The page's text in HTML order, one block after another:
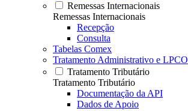
Remessas Internacionais
Remessas Internacionais
Recepção
Consulta
Tabelas Comex
Tratamento Administrativo e LPCO
Tratamento Tributário
Tratamento Tributário
Documentação da API
Dados de Apoio